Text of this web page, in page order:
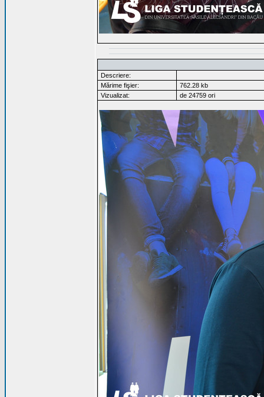
Descriere:
Mărime fişier:
762.28 kb
Vizualizat:
de 24759 ori